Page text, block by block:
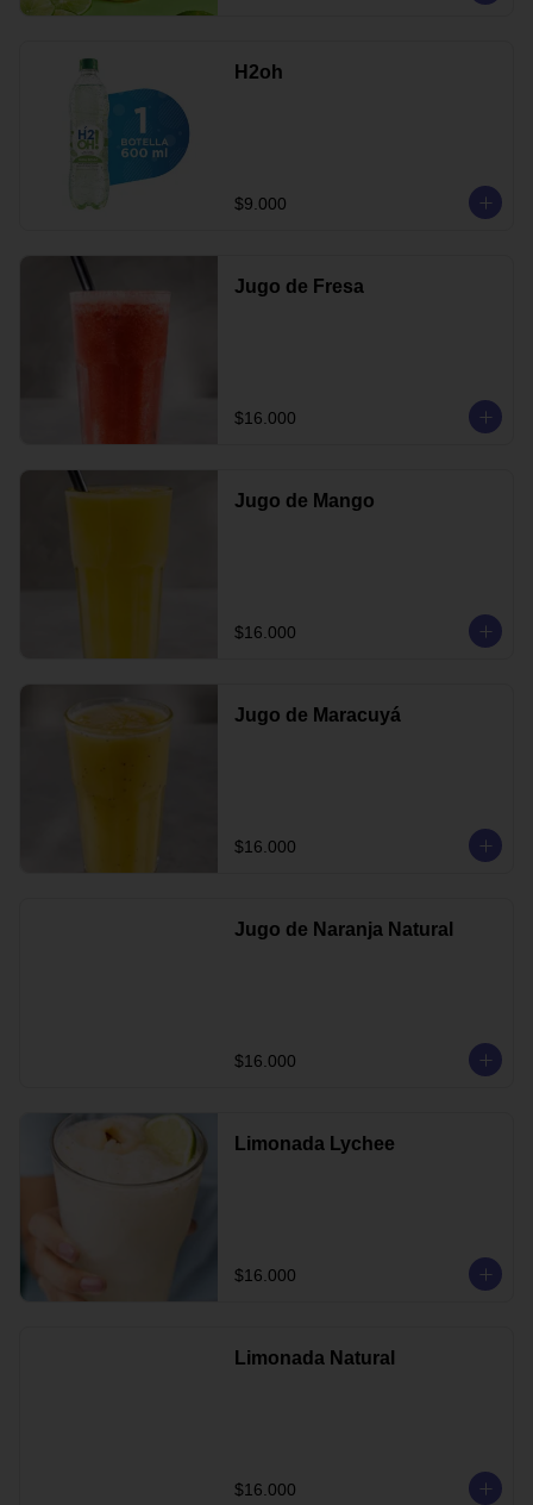
H2oh
$9.000
Jugo de Fresa
$16.000
Jugo de Mango
$16.000
Jugo de Maracuyá
$16.000
Jugo de Naranja Natural
$16.000
Limonada Lychee
$16.000
Limonada Natural
$16.000